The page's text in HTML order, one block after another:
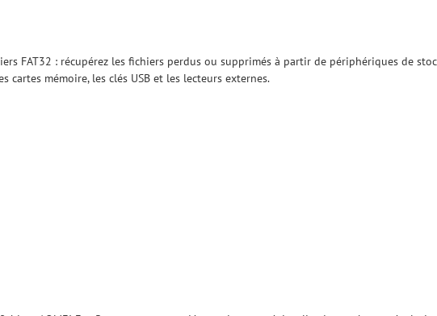
FAT32 : récupérez les fichiers perdus ou supprimés à partir de périphériques de
cartes mémoire, les clés USB et les lecteurs externes.